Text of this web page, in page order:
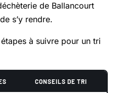
de Ballancourt
s’y rendre.
à suivre pour un tri
CONSEILS DE TRI